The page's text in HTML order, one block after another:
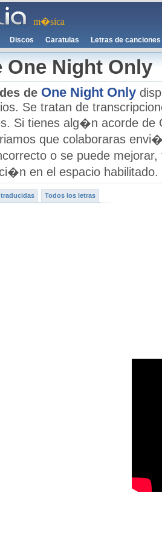
m�sica
Discos Caratulas Letras de canciones
One Night Only
de One Night Only
Se tratan de
Si tienes alg�n acorde de
que colaboraras
o se puede
en el espacio habilitado.
Todos los letras